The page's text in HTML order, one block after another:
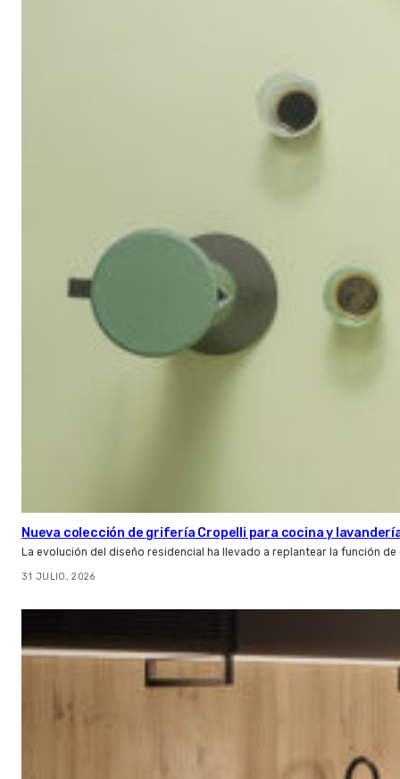
Nueva colección de grifería Cropelli para cocina y
La evolución del diseño residencial ha llevado a replantear la función
31 JULIO, 2026